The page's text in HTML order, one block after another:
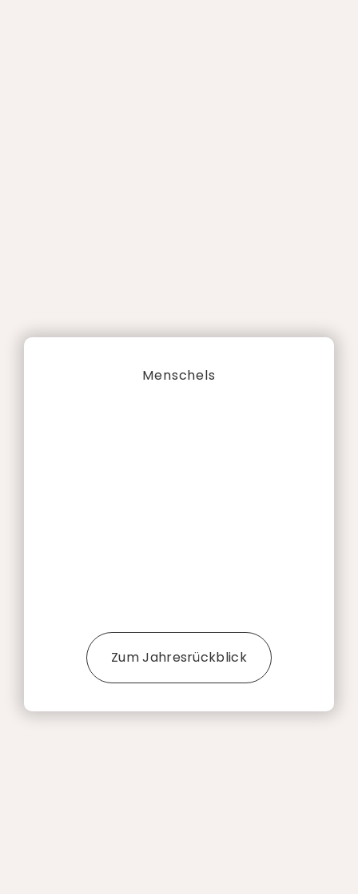
Menschels
Zum Jahresrückblick